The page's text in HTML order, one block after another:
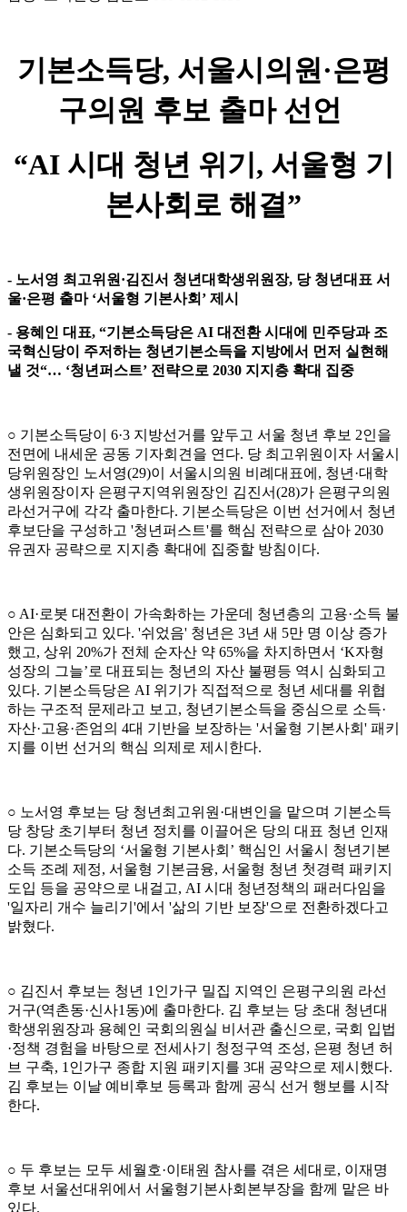
기본소득당, 서울시의원·은평
구의원 후보 출마 선언
“AI 시대 청년 위기, 서울형 기
본사회로 해결”
- 노서영 최고위원·김진서 청년대학생위원장, 당 청년대표 서
울·은평 출마 ‘서울형 기본사회’ 제시
- 용혜인 대표, “기본소득당은 AI 대전환 시대에 민주당과 조
국혁신당이 주저하는 청년기본소득을 지방에서 먼저 실현해
낼 것“… ‘청년퍼스트’ 전략으로 2030 지지층 확대 집중
○ 기본소득당이 6·3 지방선거를 앞두고 서울 청년 후보 2인을
전면에 내세운 공동 기자회견을 연다. 당 최고위원이자 서울시
당위원장인 노서영(29)이 서울시의원 비례대표에, 청년·대학
생위원장이자 은평구지역위원장인 김진서(28)가 은평구의원
라선거구에 각각 출마한다. 기본소득당은 이번 선거에서 청년
후보단을 구성하고 '청년퍼스트'를 핵심 전략으로 삼아 2030
유권자 공략으로 지지층 확대에 집중할 방침이다.
○ AI·로봇 대전환이 가속화하는 가운데 청년층의 고용·소득 불
안은 심화되고 있다. '쉬었음' 청년은 3년 새 5만 명 이상 증가
했고, 상위 20%가 전체 순자산 약 65%을 차지하면서 ‘K자형
성장의 그늘’로 대표되는 청년의 자산 불평등 역시 심화되고
있다. 기본소득당은 AI 위기가 직접적으로 청년 세대를 위협
하는 구조적 문제라고 보고, 청년기본소득을 중심으로 소득·
자산·고용·존엄의 4대 기반을 보장하는 '서울형 기본사회' 패키
지를 이번 선거의 핵심 의제로 제시한다.
○ 노서영 후보는 당 청년최고위원·대변인을 맡으며 기본소득
당 창당 초기부터 청년 정치를 이끌어온 당의 대표 청년 인재
다. 기본소득당의 ‘서울형 기본사회’ 핵심인 서울시 청년기본
소득 조례 제정, 서울형 기본금융, 서울형 청년 첫경력 패키지
도입 등을 공약으로 내걸고, AI 시대 청년정책의 패러다임을
'일자리 개수 늘리기'에서 '삶의 기반 보장'으로 전환하겠다고
밝혔다.
○ 김진서 후보는 청년 1인가구 밀집 지역인 은평구의원 라선
거구(역촌동·신사1동)에 출마한다. 김 후보는 당 초대 청년대
학생위원장과 용혜인 국회의원실 비서관 출신으로, 국회 입법
·정책 경험을 바탕으로 전세사기 청정구역 조성, 은평 청년 허
브 구축, 1인가구 종합 지원 패키지를 3대 공약으로 제시했다.
김 후보는 이날 예비후보 등록과 함께 공식 선거 행보를 시작
한다.
○ 두 후보는 모두 세월호·이태원 참사를 겪은 세대로, 이재명
후보 서울선대위에서 서울형기본사회본부장을 함께 맡은 바
있다.